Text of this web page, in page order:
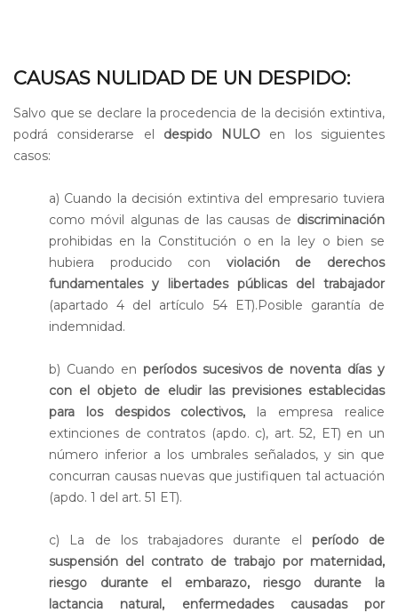
CAUSAS NULIDAD DE UN DESPIDO:
Salvo que se declare la procedencia de la decisión extintiva,
podrá considerarse el despido NULO en los siguientes
casos:
a) Cuando la decisión extintiva del empresario tuviera
como móvil algunas de las causas de discriminación
prohibidas en la Constitución o en la ley o bien se
hubiera producido con violación de derechos
fundamentales y libertades públicas del trabajador
(apartado 4 del artículo 54 ET).Posible garantía de
indemnidad.
b) Cuando en períodos sucesivos de noventa días y
con el objeto de eludir las previsiones establecidas
para los despidos colectivos, la empresa realice
extinciones de contratos (apdo. c), art. 52, ET) en un
número inferior a los umbrales señalados, y sin que
concurran causas nuevas que justifiquen tal actuación
(apdo. 1 del art. 51 ET).
c) La de los trabajadores durante el período de
suspensión del contrato de trabajo por maternidad,
riesgo durante el embarazo, riesgo durante la
lactancia natural, enfermedades causadas por